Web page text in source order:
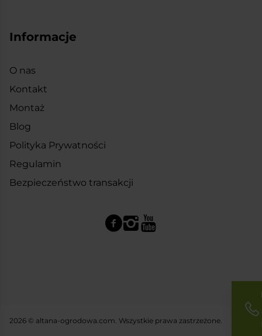
Informacje
O nas
Kontakt
Montaż
Blog
Polityka Prywatności
Regulamin
Bezpieczeństwo transakcji
2026 © altana-ogrodowa.com. Wszystkie prawa zastrzeżone.